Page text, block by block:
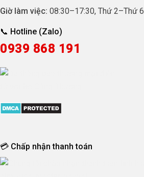
Giờ làm việc: 08:30–17:30, Thứ 2–Thứ 6
📞 Hotline (Zalo)
0939 868 191
💳 Chấp nhận thanh toán